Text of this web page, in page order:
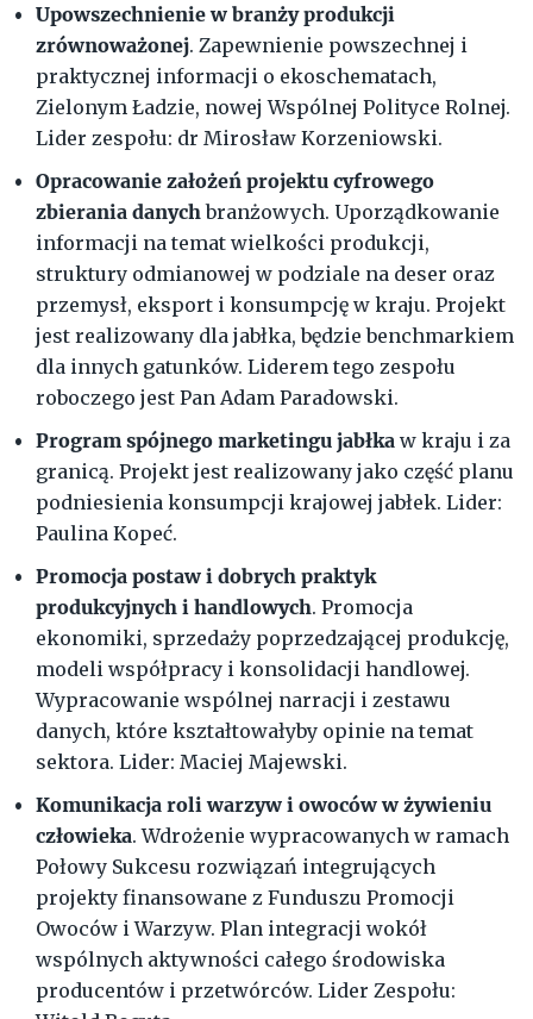
Upowszechnienie w branży produkcji
zrównoważonej. Zapewnienie powszechnej i
praktycznej informacji o ekoschematach,
Zielonym Ładzie, nowej Wspólnej Polityce Rolnej.
Lider zespołu: dr Mirosław Korzeniowski.
Opracowanie założeń projektu cyfrowego
zbierania danych branżowych. Uporządkowanie
informacji na temat wielkości produkcji,
struktury odmianowej w podziale na deser oraz
przemysł, eksport i konsumpcję w kraju. Projekt
jest realizowany dla jabłka, będzie benchmarkiem
dla innych gatunków. Liderem tego zespołu
roboczego jest Pan Adam Paradowski.
Program spójnego marketingu jabłka w kraju i za
granicą. Projekt jest realizowany jako część planu
podniesienia konsumpcji krajowej jabłek. Lider:
Paulina Kopeć.
Promocja postaw i dobrych praktyk
produkcyjnych i handlowych. Promocja
ekonomiki, sprzedaży poprzedzającej produkcję,
modeli współpracy i konsolidacji handlowej.
Wypracowanie wspólnej narracji i zestawu
danych, które kształtowałyby opinie na temat
sektora. Lider: Maciej Majewski.
Komunikacja roli warzyw i owoców w żywieniu
człowieka. Wdrożenie wypracowanych w ramach
Połowy Sukcesu rozwiązań integrujących
projekty finansowane z Funduszu Promocji
Owoców i Warzyw. Plan integracji wokół
wspólnych aktywności całego środowiska
producentów i przetwórców. Lider Zespołu: